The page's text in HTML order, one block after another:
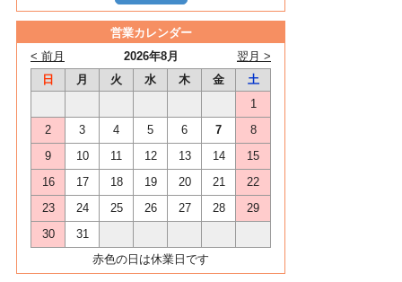
営業カレンダー
2026年8月
< 前月
翌月 >
日
月 火 水 木 金
土
1
2
3 4 5 6 7
8
9
10 11 12 13 14
15
16
17 18 19 20 21
22
23
24 25 26 27 28
29
30
31
赤色の日は休業日です